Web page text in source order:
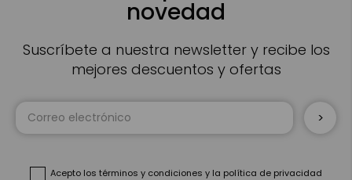
novedad
Suscríbete a nuestra newsletter y recibe los
mejores descuentos y ofertas
Inscríbase
Acepto los términos y condiciones y la política de privacidad